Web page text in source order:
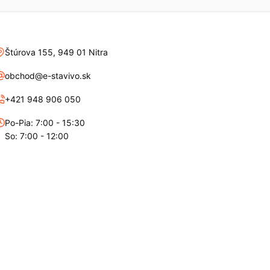
Štúrova 155, 949 01 Nitra
obchod@e-stavivo.sk
+421 948 906 050
Po-Pia: 7:00 - 15:30
So: 7:00 - 12:00